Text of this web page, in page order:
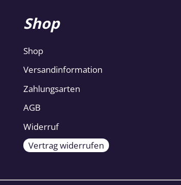
Shop
Shop
Versandinformation
Zahlungsarten
AGB
Widerruf
Vertrag widerrufen